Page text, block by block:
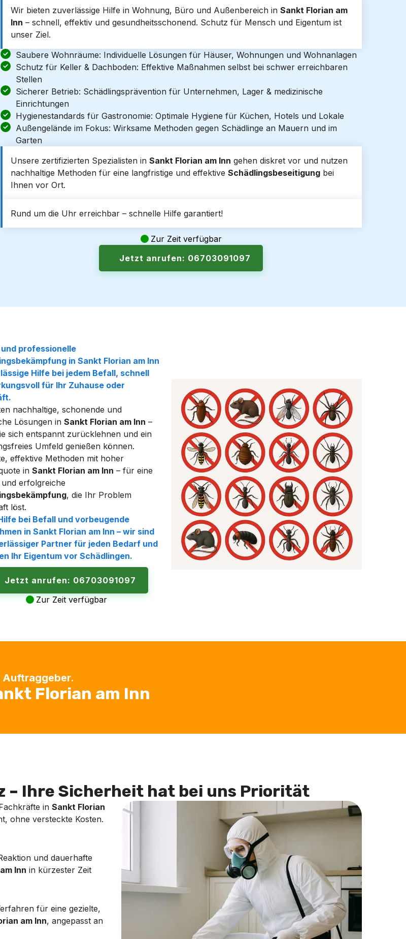
Wir bieten zuverlässige Hilfe in Wohnung, Büro und Außenbereich in Sankt Florian am
Inn – schnell, effektiv und gesundheitsschonend. Schutz für Mensch und Eigentum ist
unser Ziel.
Saubere Wohnräume: Individuelle Lösungen für Häuser, Wohnungen und Wohnanlagen
Schutz für Keller & Dachboden: Effektive Maßnahmen selbst bei schwer erreichbaren
Stellen
Sicherer Betrieb: Schädlingsprävention für Unternehmen, Lager & medizinische
Einrichtungen
Hygienestandards für Gastronomie: Optimale Hygiene für Küchen, Hotels und Lokale
Außengelände im Fokus: Wirksame Methoden gegen Schädlinge an Mauern und im
Garten
Unsere zertifizierten Spezialisten in Sankt Florian am Inn gehen diskret vor und nutzen
nachhaltige Methoden für eine langfristige und effektive Schädlingsbeseitigungbei
Ihnen vor Ort.
Rund um die Uhr erreichbar – schnelle Hilfe garantiert!
Zur Zeit verfügbar
Jetzt anrufen: 06703091097
professionelle
in Sankt Florian am Inn
Hilfe bei jedem Befall, schnell
für Ihr Zuhause oder
nachhaltige, schonende und
Lösungen in Sankt Florian am Inn –
sich entspannt zurücklehnen und ein
Umfeld genießen können.
effektive Methoden mit hoher
in Sankt Florian am Inn – für eine
erfolgreiche
, die Ihr Problem
löst.
bei Befall und vorbeugende
in Sankt Florian am Inn – wir sind
Partner für jeden Bedarf und
Ihr Eigentum vor Schädlingen.
Jetzt anrufen: 06703091097
Zur Zeit verfügbar
Auftraggeber.
Florian am Inn
– Ihre Sicherheit hat bei uns Priorität
in Sankt Florian
ohne versteckte Kosten.
und dauerhafte
Inn in kürzester Zeit
für eine gezielte,
am Inn, angepasst an